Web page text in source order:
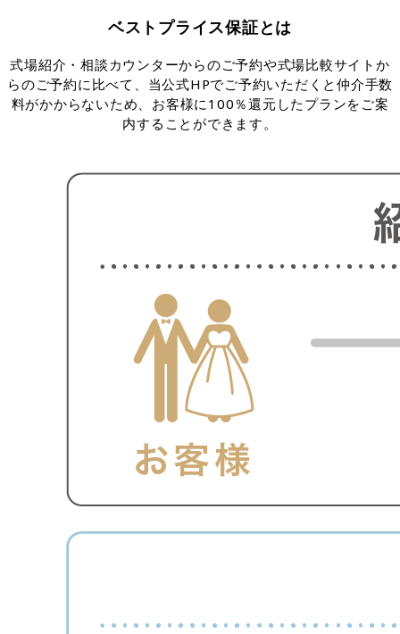
ベストプライス保証とは
式場紹介・相談カウンターからのご予約や式場比較サイトか
らのご予約に比べて、当公式HPでご予約いただくと仲介手数
料がかからないため、お客様に100％還元したプランをご案
内することができます。